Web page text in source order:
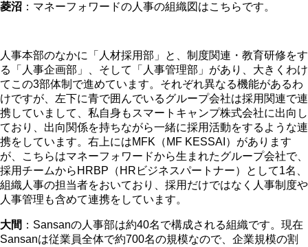
菱沼 ：マネーフォワードの人事の組織図はこちらです。
人事本部のなかに「人材採用部」と、制度関連・教育研修をす
る「人事企画部」、そして「人事管理部」があり、大きくわけ
てこの3部体制で進めています。それぞれ異なる機能があるわ
けですが、左下に青で囲んでいるグループ会社は採用関連で連
携していまして、私自身もスマートキャンプ株式会社に出向し
ており、出向関係を持ちながら一緒に採用活動をするような連
携をしています。右上にはMFK（MF KESSAI）があります
が、こちらはマネーフォワードから生まれたグループ会社で、
採用チームからHRBP（HRビジネスパートナー）として1名、
組織人事の担当者をおいており、採用だけではなく人事制度や
人事管理も含めて連携をしています。
大間 ：Sansanの人事部は約40名で構成される組織です。現在
Sansanは従業員全体で約700名の規模なので、企業規模の割